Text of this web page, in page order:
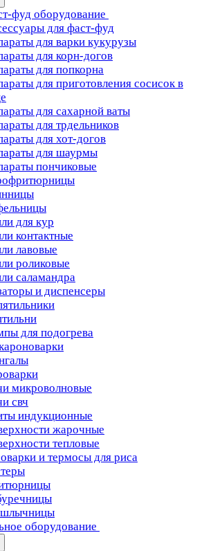
фуд оборудование
для фаст-фуд
для варки кукурузы
для корн-догов
для попкорна
для приготовления сосисок в
для сахарной ваты
для трдельников
для хот-догов
для шаурмы
пончиковые
для кур
контактные
лавовые
роликовые
саламандра
и диспенсеры
для подогрева
микроволновые
свч
индукционные
жарочные
тепловые
и термосы для риса
оборудование